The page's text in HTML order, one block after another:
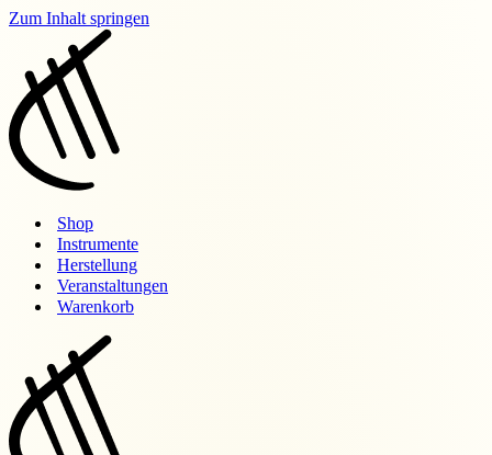
Zum Inhalt springen
Shop
Instrumente
Herstellung
Veranstaltungen
Warenkorb